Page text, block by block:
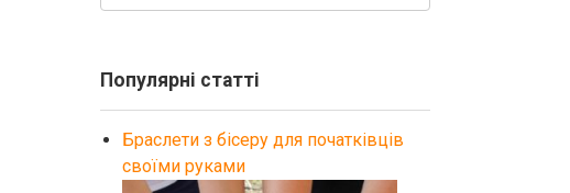
Популярні статті
Браслети з бісеру для початківців
своїми руками